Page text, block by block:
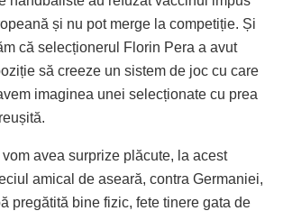
și nu pot merge la competiție. Și
că selecționerul Florin Pera a avut
să creeze un sistem de joc cu care
imaginea unei selecționate cu prea
avea surprize plăcute, la acest
amical de aseară, contra Germaniei,
pregătită bine fizic, fete tinere gata de